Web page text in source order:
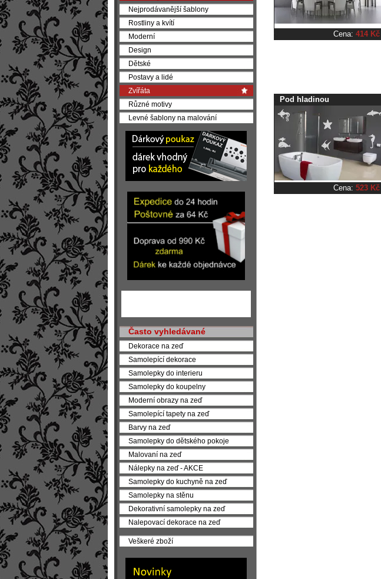
Cena: 414 Kč
Pod hladinou
Cena: 523 Kč
Nejprodávanější šablony
Rostliny a kvítí
Moderní
Design
Dětské
Postavy a lidé
Zvířáta
Různé motivy
Levné šablony na malování
Často vyhledávané
Dekorace na zeď
Samolepící dekorace
Samolepky do interieru
Samolepky do koupelny
Moderní obrazy na zeď
Samolepící tapety na zeď
Barvy na zeď
Samolepky do dětského pokoje
Malovaní na zeď
Nálepky na zeď - AKCE
Samolepky do kuchyně na zeď
Samolepky na stěnu
Dekorativní samolepky na zeď
Nalepovací dekorace na zeď
Veškeré zboží